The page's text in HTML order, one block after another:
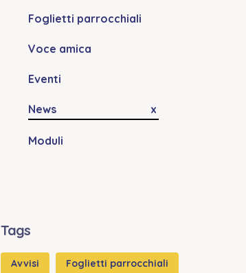
Foglietti parrocchiali
Voce amica
Eventi
News
Moduli
Tags
Avvisi Foglietti parrocchiali